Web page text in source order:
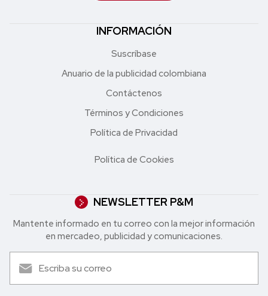
INFORMACIÓN
Suscríbase
Anuario de la publicidad colombiana
Contáctenos
Términos y Condiciones
Política de Privacidad
Política de Cookies
NEWSLETTER P&M
Mantente informado en tu correo con la mejor in formación
en mercadeo, publicidad y comunicaciones.